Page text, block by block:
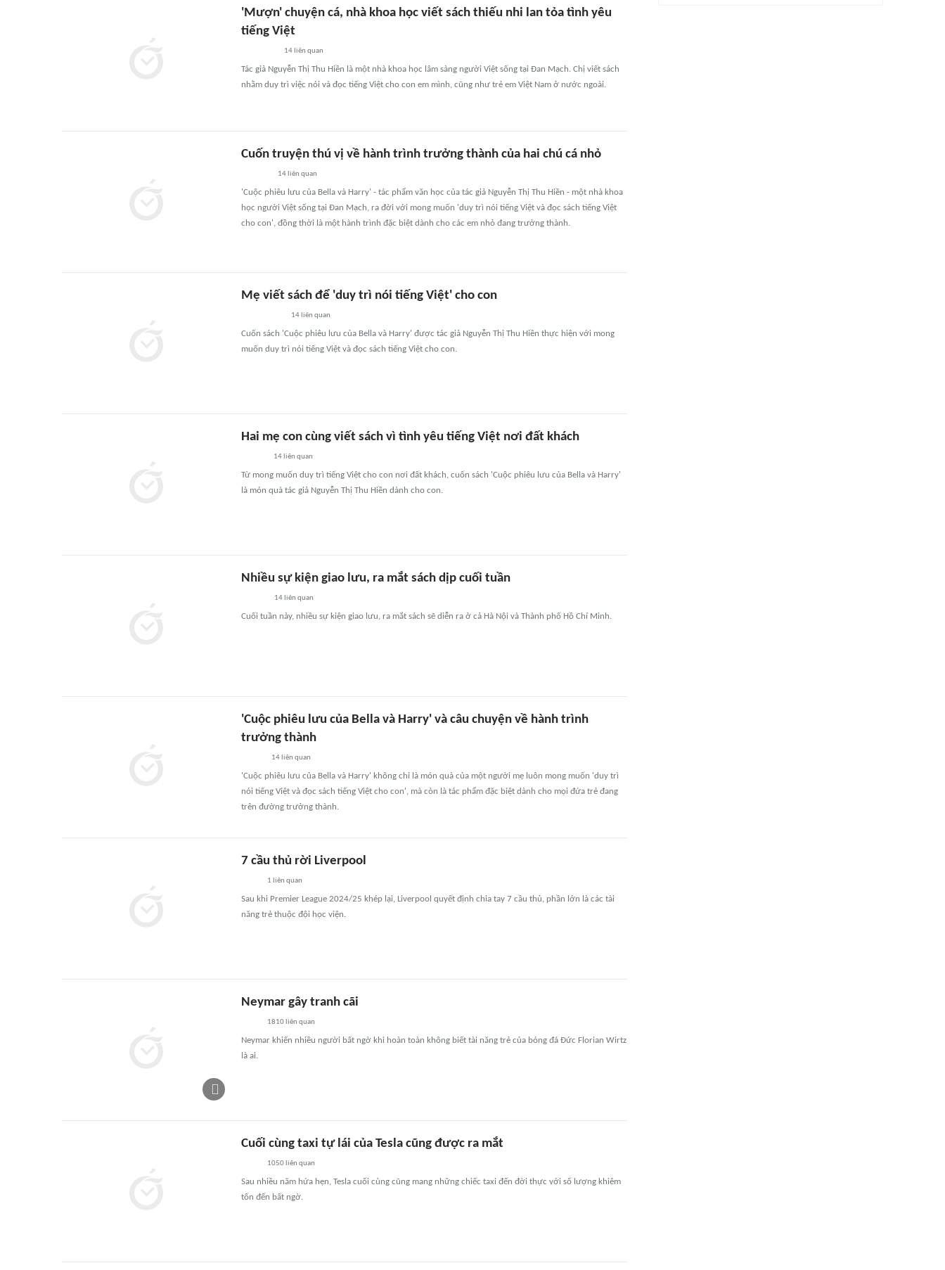
'Mượn' chuyện cá, nhà khoa học viết sách thiếu nhi lan tỏa tình yêu
tiếng Việt
14liên quan
Tác giả Nguyễn Thị Thu Hiền là một nhà khoa học lâm sàng người Việt sống tại Đan Mạch. Chị viết sách
nhằm duy trì việc nói và đọc tiếng Việt cho con em mình, cũng như trẻ em Việt Nam ở nước ngoài.
Cuốn truyện thú vị về hành trình trưởng thành của hai chú cá nhỏ
14liên quan
'Cuộc phiêu lưu của Bella và Harry' - tác phẩm văn học của tác giả Nguyễn Thị Thu Hiền - một nhà khoa
học người Việt sống tại Đan Mạch, ra đời với mong muốn 'duy trì nói tiếng Việt và đọc sách tiếng Việt
cho con', đồng thời là một hành trình đặc biệt dành cho các em nhỏ đang trưởng thành.
Mẹ viết sách để 'duy trì nói tiếng Việt' cho con
14liên quan
Cuốn sách 'Cuộc phiêu lưu của Bella và Harry' được tác giả Nguyễn Thị Thu Hiền thực hiện với mong
muốn duy trì nói tiếng Việt và đọc sách tiếng Việt cho con.
Hai mẹ con cùng viết sách vì tình yêu tiếng Việt nơi đất khách
14liên quan
Từ mong muốn duy trì tiếng Việt cho con nơi đất khách, cuốn sách 'Cuộc phiêu lưu của Bella và Harry'
là món quà tác giả Nguyễn Thị Thu Hiền dành cho con.
Nhiều sự kiện giao lưu, ra mắt sách dịp cuối tuần
14 liên quan
Cuối tuần này, nhiều sự kiện giao lưu, ra mắt sách sẽ diễn ra ở cả Hà Nội và Thành phố Hồ Chí Minh.
'Cuộc phiêu lưu của Bella và Harry' và câu chuyện về hành trình
trưởng thành
14liên quan
'Cuộc phiêu lưu của Bella và Harry' không chỉ là món quà của một người mẹ luôn mong muốn 'duy trì
nói tiếng Việt và đọc sách tiếng Việt cho con', mà còn là tác phẩm đặc biệt dành cho mọi đứa trẻ đang
trên đường trưởng thành.
7 cầu thủ rời Liverpool
1 liên quan
Sau khi Premier League 2024/25 khép lại, Liverpool quyết định chia tay 7 cầu thủ, phần lớn là các tài
năng trẻ thuộc đội học viện.
Neymar gây tranh cãi
1810liên quan
Neymar khiến nhiều người bất ngờ khi hoàn toàn không biết tài năng trẻ của bóng đá Đức Florian Wirtz
là ai.
Cuối cùng taxi tự lái của Tesla cũng được ra mắt
1050liên quan
Sau nhiều năm hứa hẹn, Tesla cuối cùng cũng mang những chiếc taxi đến đời thực với số lượng khiêm
tốn đến bất ngờ.